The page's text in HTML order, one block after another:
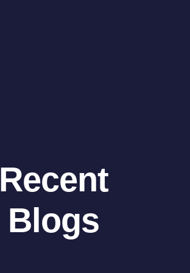
Recent
Blogs